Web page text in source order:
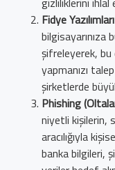
Fidye
bilgisayarınıza
şifreleyerek, bu
yapmanızı
şirketlerde
Phishing
niyetli kişilerin,
aracılığıyla
banka bilgileri,